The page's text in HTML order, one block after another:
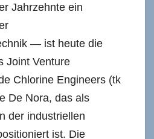
Jahrzehnte ein
— ist heute die
Joint Venture
Chlorine Engineers (tk
De Nora, das als
der industriellen
ist. Die